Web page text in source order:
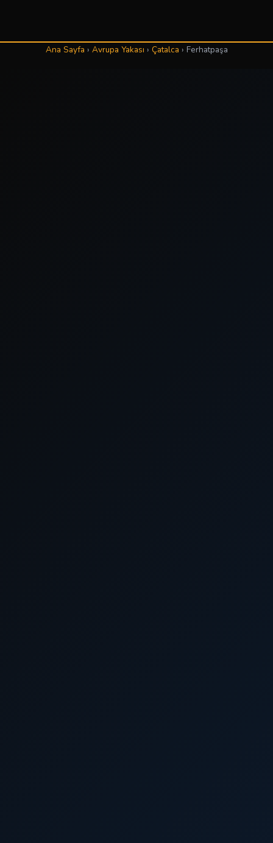
Ana Sayfa › Avrupa Yakası › Çatalca › Ferhatpaşa